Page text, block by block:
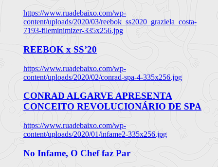
https://www.ruadebaixo.com/wp-
content/uploads/2020/03/reebok_ss2020_graziela_costa-
7193-fileminimizer-335x256.jpg
REEBOK x SS’20
https://www.ruadebaixo.com/wp-
content/uploads/2020/02/conrad-spa-4-335x256.jpg
CONRAD ALGARVE APRESENTA
CONCEITO REVOLUCIONÁRIO DE SPA
https://www.ruadebaixo.com/wp-
content/uploads/2020/01/infame2-335x256.jpg
No Infame, O Chef faz Par